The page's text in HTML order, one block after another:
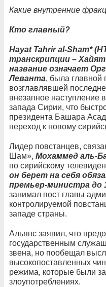
Какие внутренние
Кто главный?
Hayat Tahrir al-Sham*
транскрипции –
название означает
Леванта, была главной
возглавлявшей
внезапное наступление
запада Сирии, что
президента Башара
переход к новому
Лидер повстанцев,
Шам», Мохаммед аль-
по сирийскому
он берет на себя
премьер-министра до
занимал пост главы
контролируемой
западе страны.
Альянс заявил, что
государственным
звена, но пообещал
высокопоставленных
режима, которые были
злоупотреблениях.